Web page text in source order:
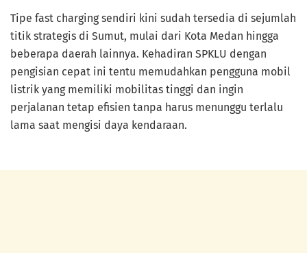
Tipe fast charging sendiri kini sudah tersedia di sejumlah
titik strategis di Sumut, mulai dari Kota Medan hingga
beberapa daerah lainnya. Kehadiran SPKLU dengan
pengisian cepat ini tentu memudahkan pengguna mobil
listrik yang memiliki mobilitas tinggi dan ingin
perjalanan tetap efisien tanpa harus menunggu terlalu
lama saat mengisi daya kendaraan.